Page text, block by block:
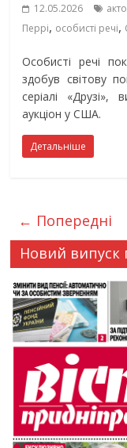
12.05.2026
Перрі, особисті речі,
Особисті речі
здобув світову
серіалі «Друзі»,
аукціон у США.
Детальніше
← Попередні
Новий випуск